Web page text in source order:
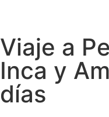
Viaje a
Inca y
días